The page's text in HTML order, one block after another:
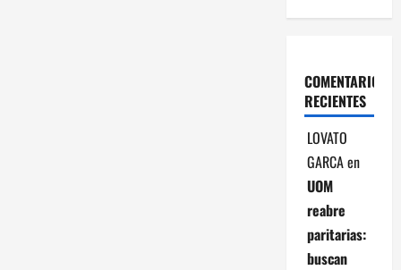
COMENTARIOS
RECIENTES
LOVATO
GARCAen
UOM
reabre
paritarias:
buscan